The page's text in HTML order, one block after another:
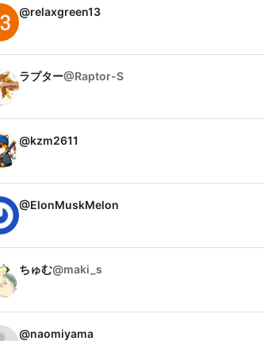
@relaxgreen13
ラプター@Raptor-S
@kzm2611
@ElonMuskMelon
ちゅむ@maki_s
@naomiyama